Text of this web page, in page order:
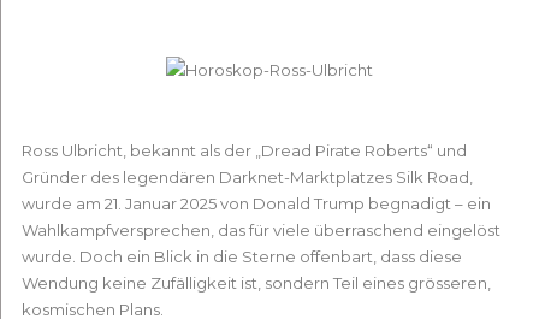
Ross Ulbricht, bekannt als der „Dread Pirate Roberts“ und
Gründer des legendären Darknet-Marktplatzes Silk Road,
wurde am 21. Januar 2025 von Donald Trump begnadigt – ein
Wahlkampfversprechen, das für viele überraschend eingelöst
wurde. Doch ein Blick in die Sterne offenbart, dass diese
Wendung keine Zufälligkeit ist, sondern Teil eines grösseren,
kosmischen Plans.